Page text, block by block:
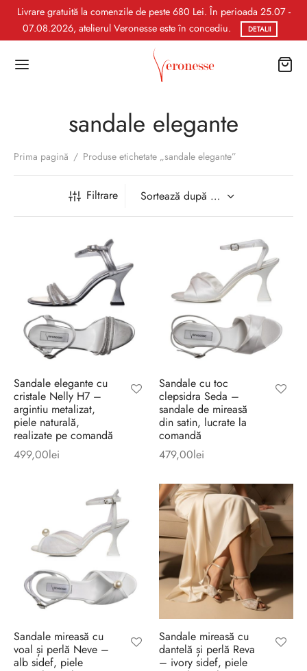
Livrare gratuită la comenzile de peste 680 Lei. În perioada 25.07 -
07.08.2026, atelierul Veronesse este în concediu.
DETALII
sandale elegante
Prima pagină / Produse etichetate „sandale elegante”
Filtrare
Sandale elegante cu
cristale Nelly H7 –
argintiu metalizat,
piele naturală,
realizate pe comandă
499,00lei
Sandale cu toc
clepsidra Seda –
sandale de mireasă
din satin, lucrate la
comandă
479,00lei
Sandale mireasă cu
voal și perlă Neve –
alb sidef, piele
Sandale mireasă cu
dantelă și perlă Reva
– ivory sidef, piele